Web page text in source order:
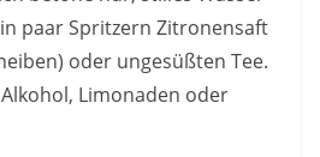
paar Spritzern Zitronensaft
oder ungesüßten Tee.
Limonaden oder